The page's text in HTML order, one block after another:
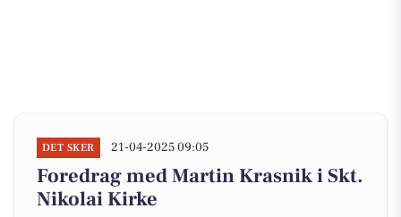
DET SKER 21-04-2025 09:05
Foredrag med Martin Krasnik i Skt.
Nikolai Kirke